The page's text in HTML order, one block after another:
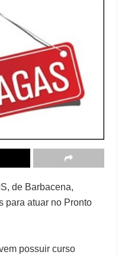
de Barbacena,
para atuar no Pronto
possuir curso